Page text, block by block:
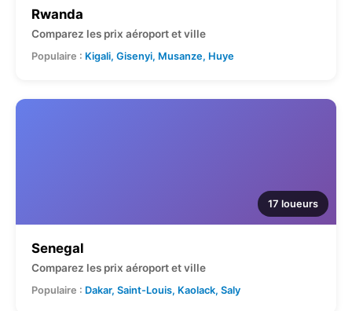
Rwanda
Comparez les prix aéroport et ville
Populaire : Kigali, Gisenyi, Musanze, Huye
17 loueurs
Senegal
Comparez les prix aéroport et ville
Populaire : Dakar, Saint-Louis, Kaolack, Saly